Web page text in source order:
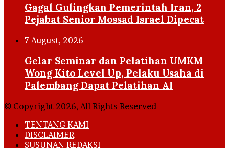
Gagal Gulingkan Pemerintah Iran, 2
Pejabat Senior Mossad Israel Dipecat
7 August, 2026
Gelar Seminar dan Pelatihan UMKM
Wong Kito Level Up, Pelaku Usaha di
Palembang Dapat Pelatihan AI
© Copyright 2026, All Rights Reserved
TENTANG KAMI
DISCLAIMER
SUSUNAN REDAKSI